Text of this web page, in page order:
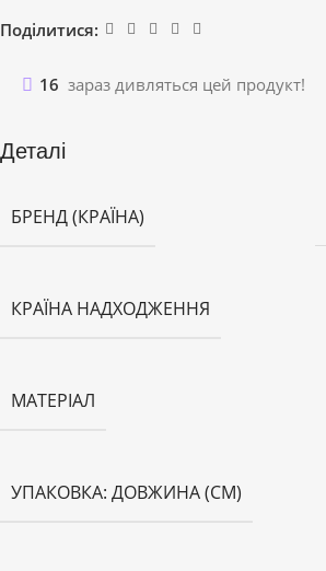
Поділитися:
16 зараз дивляться цей продукт!
Деталі
БРЕНД (КРАЇНА)
КРАЇНА НАДХОДЖЕННЯ
МАТЕРІАЛ
УПАКОВКА: ДОВЖИНА (СМ)